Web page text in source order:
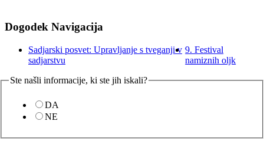
Dogodek Navigacija
Sadjarski posvet: Upravljanje s tveganji v
sadjarstvu
9. Festival
namiznih oljk
na Ste našli informacije, ki ste jih iskali?
DA
NE